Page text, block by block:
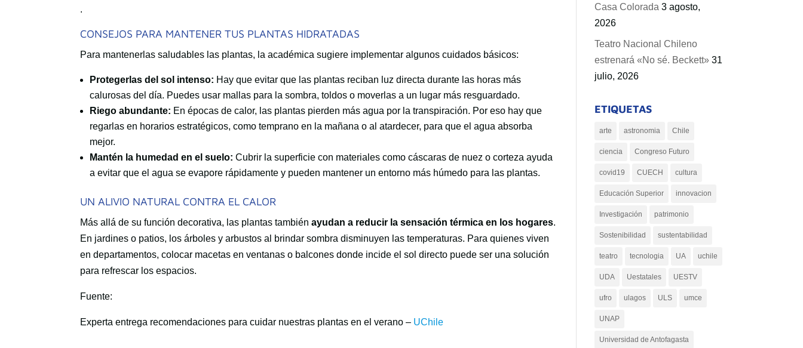
.
CONSEJOS PARA MANTENER TUS PLANTAS HIDRATADAS
Para mantenerlas saludables las plantas, la académica sugiere implementar algunos cuidados básicos:
Protegerlas del sol intenso: Hay que evitar que las plantas reciban luz directa durante las horas más
calurosas del día. Puedes usar mallas para la sombra, toldos o moverlas a un lugar más resguardado.
Riego abundante: En épocas de calor, las plantas pierden más agua por la transpiración. Por eso hay que
regarlas en horarios estratégicos, como temprano en la mañana o al atardecer, para que el agua absorba
mejor.
Mantén la humedad en el suelo: Cubrir la superficie con materiales como cáscaras de nuez o corteza ayuda
a evitar que el agua se evapore rápidamente y pueden mantener un entorno más húmedo para las plantas.
UN ALIVIO NATURAL CONTRA EL CALOR
Más allá de su función decorativa, las plantas tambiénayudan a reducir la sensación térmica en los hogares.
En jardines o patios, los árboles y arbustos al brindar sombra disminuyen las temperaturas. Para quienes viven
en departamentos, colocar macetas en ventanas o balcones donde incide el sol directo puede ser una solución
para refrescar los espacios.
Fuente:
Experta entrega recomendaciones para cuidar nuestras plantas en el verano – UChile
Casa Colorada 3 agosto,
2026
Teatro Nacional Chileno
estrenará «No sé. Beckett» 31
julio, 2026
ETIQUETAS
arte astronomia Chile
ciencia Congreso Futuro
covid19 CUECH cultura
Educación Superior innovacion
Investigación patrimonio
Sostenibilidad sustentabilidad
teatro tecnologia UA uchile
UDA Uestatales UESTV
ufro ulagos ULS umce
UNAP
Universidad de Antofagasta